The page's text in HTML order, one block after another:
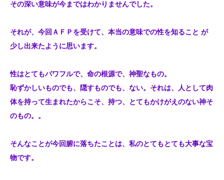
その深い意味が今まではわかりませんでした。
それが、今回ＡＦＰを受けて、本当の意味での性を知ること が
少し出来たように思います。
性はとてもパワフルで、命の根源で、神聖なもの。
恥ずかしいものでも、隠すものでも、ない。それは、人として肉
体を持って生まれたからこそ、持つ、とてもかけがえのない神そ
のもの。。
そんなことが今回腑に落ちたことは、私のとてもとても大事な宝
物です。